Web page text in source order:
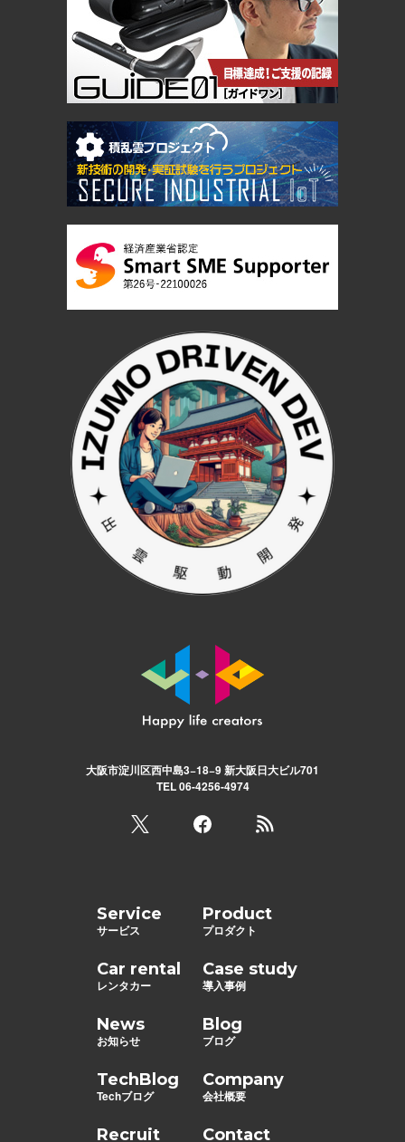
大阪市淀川区西中島3−18−9 新大阪日大ビル701
TEL 06-4256-4974
Service
サービス
Product
プロダクト
Car rental
レンタカー
Case study
導入事例
News
お知らせ
Blog
ブログ
TechBlog
Techブログ
Company
会社概要
Recruit Contact